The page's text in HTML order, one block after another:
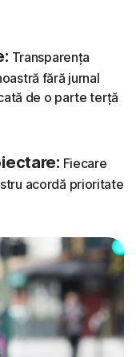
Transparența
fără jurnal
de o parte terță
Fiecare
acordă prioritate